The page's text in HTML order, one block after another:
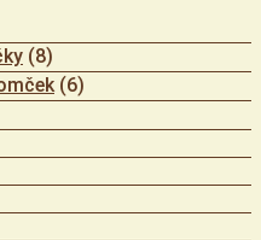
(8)
(6)